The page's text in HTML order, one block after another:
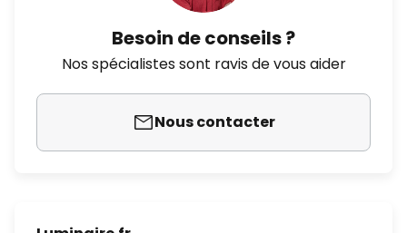
Besoin de conseils ?
Nos spécialistes sont ravis de vous aider
Nous contacter